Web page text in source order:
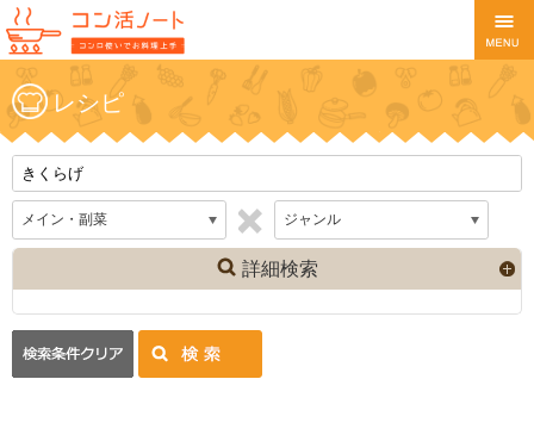
レシピ
詳細検索